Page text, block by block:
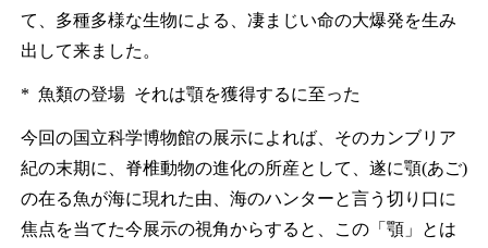
て、多種多様な生物による、凄まじい命の大爆発を生み
出して来ました。
* 魚類の登場 それは顎を獲得するに至った
今回の国立科学博物館の展示によれば、そのカンブリア
紀の末期に、脊椎動物の進化の所産として、遂に顎(あご)
の在る魚が海に現れた由、海のハンターと言う切り口に
焦点を当てた今展示の視角からすると、この「顎」とは